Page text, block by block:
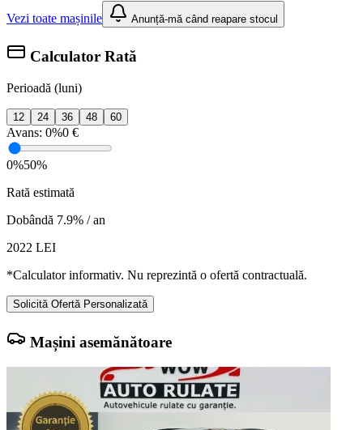
Vezi toate mașinile Anunță-mă când reapare stocul
Calculator Rată
Perioadă (luni)
12 24 36 48 60
Avans: 0%0 €
0%50%
Rată estimată
Dobândă 7.9% / an
2022 LEI
*Calculator informativ. Nu reprezintă o ofertă contractuală.
Solicită Ofertă Personalizată
Mașini asemănătoare